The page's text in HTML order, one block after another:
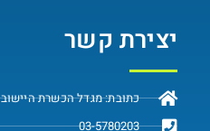
יצירת קשר
כתובת: מגדל הכשרת היישוב, ז'בוטינסקי
03-5780203